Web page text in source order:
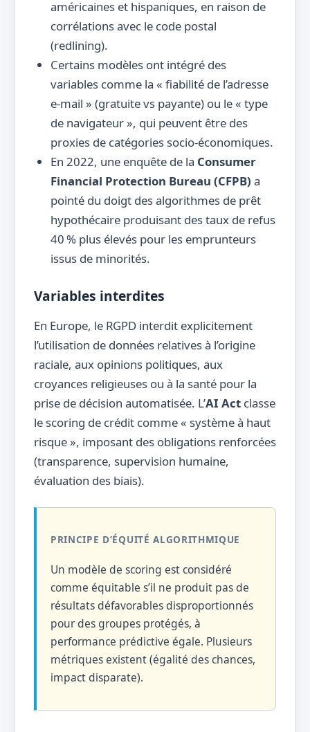
américaines et hispaniques, en raison de
corrélations avec le code postal
(redlining).
Certains modèles ont intégré des
variables comme la « fiabilité de l’adresse
e-mail » (gratuite vs payante) ou le « type
de navigateur », qui peuvent être des
proxies de catégories socio-économiques.
En 2022, une enquête de la Consumer
Financial Protection Bureau (CFPB) a
pointé du doigt des algorithmes de prêt
hypothécaire produisant des taux de refus
40 % plus élevés pour les emprunteurs
issus de minorités.
Variables interdites
En Europe, le RGPD interdit explicitement
l’utilisation de données relatives à l’origine
raciale, aux opinions politiques, aux
croyances religieuses ou à la santé pour la
prise de décision automatisée. L’AI Act classe
le scoring de crédit comme « système à haut
risque », imposant des obligations renforcées
(transparence, supervision humaine,
évaluation des biais).
PRINCIPE D’ÉQUITÉ ALGORITHMIQUE
Un modèle de scoring est considéré
comme équitable s’il ne produit pas de
résultats défavorables disproportionnés
pour des groupes protégés, à
performance prédictive égale. Plusieurs
métriques existent (égalité des chances,
impact disparate).